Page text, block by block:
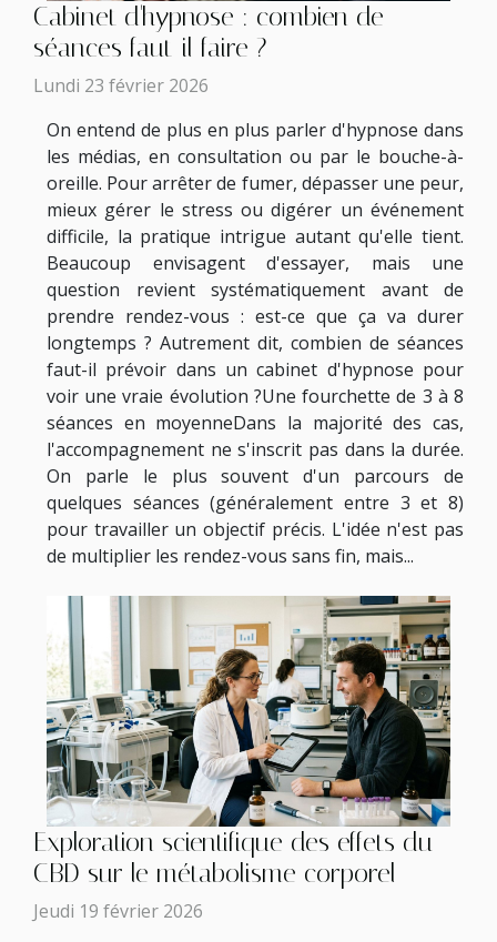
Cabinet d'hypnose : combien de
séances faut-il faire ?
Lundi 23 février 2026
On entend de plus en plus parler d'hypnose dans
les médias, en consultation ou par le bouche-à-
oreille. Pour arrêter de fumer, dépasser une peur,
mieux gérer le stress ou digérer un événement
difficile, la pratique intrigue autant qu'elle tient.
Beaucoup envisagent d'essayer, mais une
question revient systématiquement avant de
prendre rendez-vous : est-ce que ça va durer
longtemps ? Autrement dit, combien de séances
faut-il prévoir dans un cabinet d'hypnose pour
voir une vraie évolution ?Une fourchette de 3 à 8
séances en moyenneDans la majorité des cas,
l'accompagnement ne s'inscrit pas dans la durée.
On parle le plus souvent d'un parcours de
quelques séances (généralement entre 3 et 8)
pour travailler un objectif précis. L'idée n'est pas
de multiplier les rendez-vous sans fin, mais...
Exploration scientifique des effets du
CBD sur le métabolisme corporel
Jeudi 19 février 2026